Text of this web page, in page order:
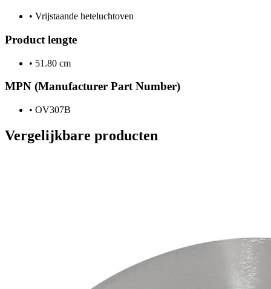
• Vrijstaande heteluchtoven
Product lengte
• 51.80 cm
MPN (Manufacturer Part Number)
• OV307B
Vergelijkbare producten